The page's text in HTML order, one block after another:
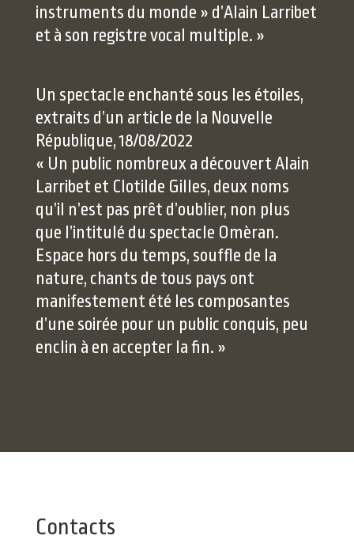
instruments du monde » d’Alain Larribet
et à son registre vocal multiple. »
Un spectacle enchanté sous les étoiles,
extraits d’un article de la Nouvelle
République, 18/08/2022
« Un public nombreux a découvert Alain
Larribet et Clotilde Gilles, deux noms
qu’il n’est pas prêt d’oublier, non plus
que l’intitulé du spectacle Omèran.
Espace hors du temps, souffle de la
nature, chants de tous pays ont
manifestement été les composantes
d’une soirée pour un public conquis, peu
enclin à en accepter la fin. »
Contacts